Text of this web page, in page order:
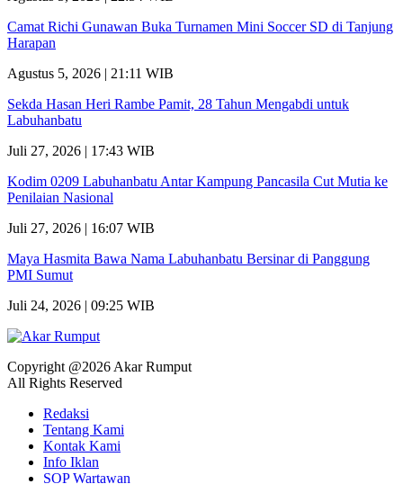
Camat Richi Gunawan Buka Turnamen Mini Soccer SD di Tanjung
Harapan
Agustus 5, 2026 | 21:11 WIB
Sekda Hasan Heri Rambe Pamit, 28 Tahun Mengabdi untuk
Labuhanbatu
Juli 27, 2026 | 17:43 WIB
Kodim 0209 Labuhanbatu Antar Kampung Pancasila Cut Mutia ke
Penilaian Nasional
Juli 27, 2026 | 16:07 WIB
Maya Hasmita Bawa Nama Labuhanbatu Bersinar di Panggung
PMI Sumut
Juli 24, 2026 | 09:25 WIB
Copyright @2026 Akar Rumput
All Rights Reserved
Redaksi
Tentang Kami
Kontak Kami
Info Iklan
SOP Wartawan